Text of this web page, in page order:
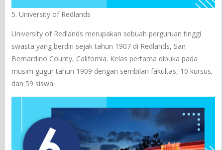
5. University of Redlands
University of Redlands merupakan sebuah perguruan tinggi
swasta yang berdiri sejak tahun 1907 di Redlands, San
Bernardino County, California. Kelas pertama dibuka pada
musim gugur tahun 1909 dengan sembilan fakultas, 10 kursus,
dan 59 siswa.